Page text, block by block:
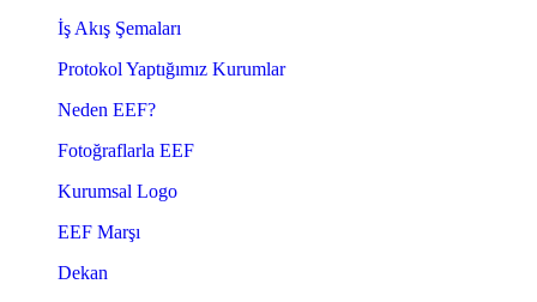
İş Akış Şemaları
Protokol Yaptığımız Kurumlar
Neden EEF?
Fotoğraflarla EEF
Kurumsal Logo
EEF Marşı
Dekan